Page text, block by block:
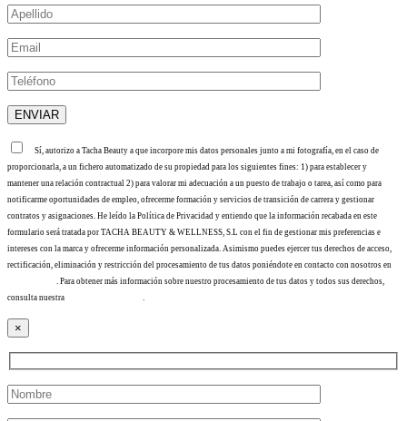
Sí, autorizo a Tacha Beauty a que incorpore mis datos personales junto a mi fotografía, en el caso de
proporcionarla, a un fichero automatizado de su propiedad para los siguientes fines: 1) para establecer y
mantener una relación contractual 2) para valorar mi adecuación a un puesto de trabajo o tarea, así como para
notificarme oportunidades de empleo, ofrecerme formación y servicios de transición de carrera y gestionar
contratos y asignaciones. He leído la Política de Privacidad y entiendo que la información recabada en este
formulario será tratada por TACHA BEAUTY & WELLNESS, S.L con el fin de gestionar mis preferencias e
intereses con la marca y ofrecerme información personalizada. Asimismo puedes ejercer tus derechos de acceso,
rectificación, eliminación y restricción del procesamiento de tus datos poniéndote en contacto con nosotros en
. Para obtener más información sobre nuestro procesamiento de tus datos y todos sus derechos,
consulta nuestra
.
×